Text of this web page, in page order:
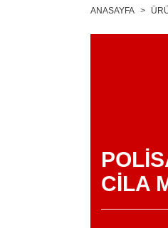
ANASAYFA >
CİLA